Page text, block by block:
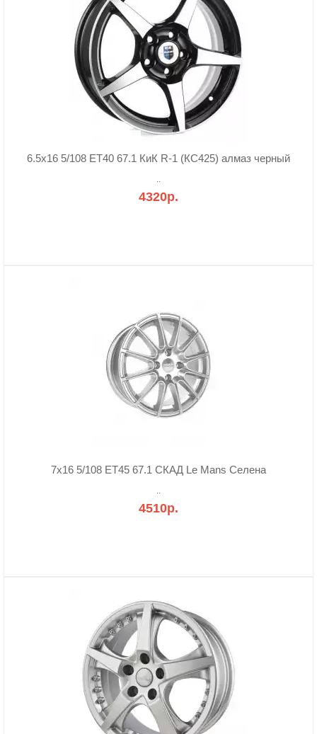
6.5x16 5/108 ET40 67.1 КиК R-1 (КС425) алмаз черный
..
4320р.
7x16 5/108 ET45 67.1 СКАД Le Mans Селена
..
4510р.